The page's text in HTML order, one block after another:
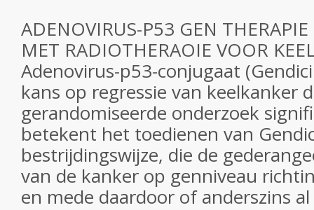
ADENOVIRUS-P53 GEN
MET RADIOTHERAOIE VOOR
Adenovirus-p53-conjugaat
kans op regressie van keelkanker
gerandomiseerde onderzoek
betekent het toedienen van
bestrijdingswijze, die de
van de kanker op genniveau
en mede daardoor of anderszins